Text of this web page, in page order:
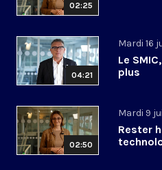
02:25
04:21
Mardi 16
Le
plus
02:50
Mardi 9
Rester